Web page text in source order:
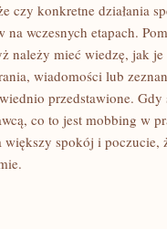
czy konkretne działania
wczesnych etapach.
należy mieć wiedzę, jak
wiadomości lub
przedstawione. Gdy
co to jest mobbing w
spokój i poczucie,